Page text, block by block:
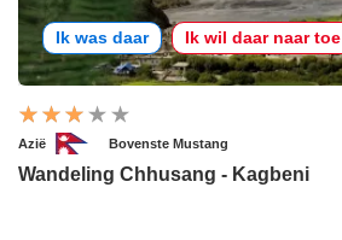
Ik was daar Ik wil daar naar toe
Azië Bovenste Mustang
Wandeling Chhusang - Kagbeni